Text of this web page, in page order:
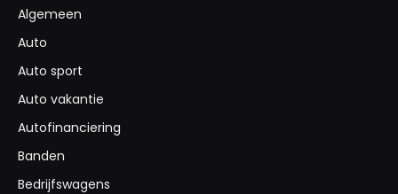
Algemeen
Auto
Auto sport
Auto vakantie
Autofinanciering
Banden
Bedrijfswagens